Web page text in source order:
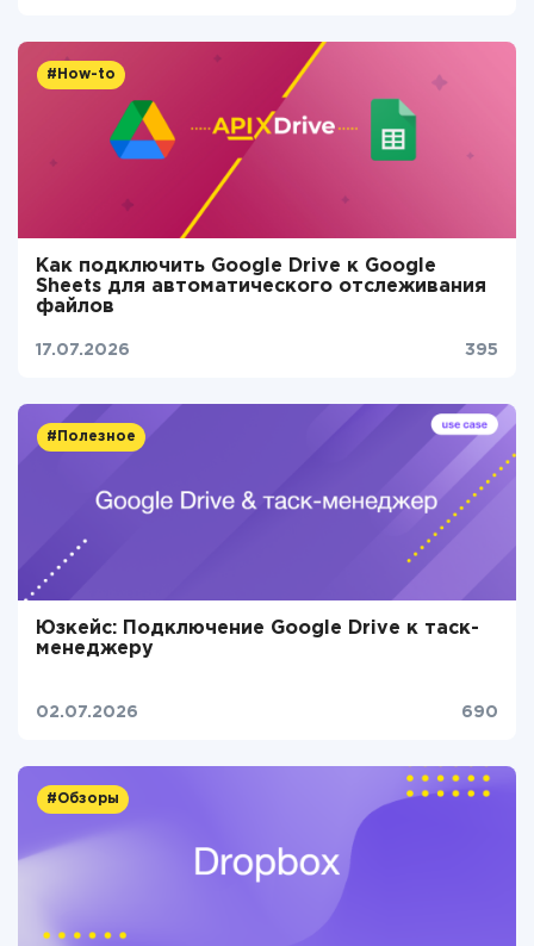
#How-to
Как подключить Google Drive к Google
Sheets для автоматического отслеживания
файлов
17.07.2026 395
#Полезное
Юзкейс: Подключение Google Drive к таск-
менеджеру
02.07.2026 690
#Обзоры